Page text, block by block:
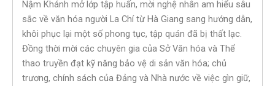
Nậm Khánh mở lớp tập huấn, mời nghệ nhân am hiểu sâu
sắc về văn hóa người La Chí từ Hà Giang sang hướng dẫn,
khôi phục lại một số phong tục, tập quán đã bị thất lạc.
Đồng thời mời các chuyên gia của Sở Văn hóa và Thể
thao truyền đạt kỹ năng bảo vệ di sản văn hóa; chủ
trương, chính sách của Đảng và Nhà nước về việc gìn giữ,